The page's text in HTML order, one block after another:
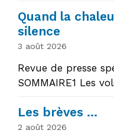
Quand la
silence
3 août 2026
Revue de presse
SOMMAIRE1 Les
Les brèves …
2 août 2026